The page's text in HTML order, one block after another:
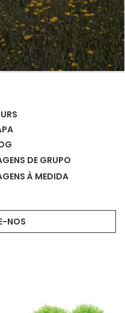
DE GRUPO
À MEDIDA
NOS